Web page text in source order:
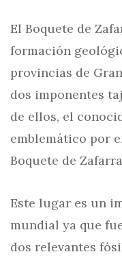
El Boquete de
formación
provincias de
dos imponentes
de ellos, el
emblemático por
Boquete de
Este lugar es un
mundial ya que
dos relevantes